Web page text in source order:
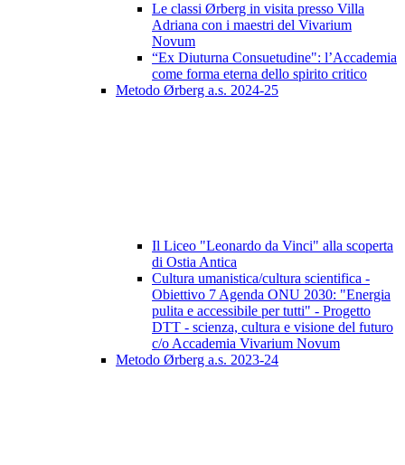
Le classi Ørberg in visita presso Villa
Adriana con i maestri del Vivarium
Novum
“Ex Diuturna Consuetudine": l’Accademia
come forma eterna dello spirito critico
Metodo Ørberg a.s. 2024-25
Il Liceo "Leonardo da Vinci" alla scoperta
di Ostia Antica
Cultura umanistica/cultura scientifica -
Obiettivo 7 Agenda ONU 2030: "Energia
pulita e accessibile per tutti" - Progetto
DTT - scienza, cultura e visione del futuro
c/o Accademia Vivarium Novum
Metodo Ørberg a.s. 2023-24